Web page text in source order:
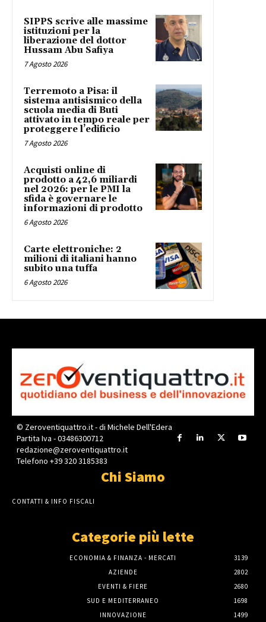
SIPPS scrive alle massime
istituzioni per la
liberazione del dottor
Hussam Abu Safiya
7 Agosto 2026
Terremoto a Pisa: il
sistema antisismico della
scuola media di Buti
attivato in tempo reale per
proteggere l’edificio
7 Agosto 2026
Acquisti online di
prodotto a 42,6 miliardi
nel 2026: per le PMI la
sfida è governare le
informazioni di prodotto
6 Agosto 2026
Carte elettroniche: 2
milioni di italiani hanno
subito una tuffa
6 Agosto 2026
© Zeroventiquattro.it - di Michele Dell'Edera
Partita Iva - 03486300712
redazione@zeroventiquattro.it
Telefono +39 320 3185383
Chi Siamo
CONTATTI & INFO FISCALI
Categorie più lette
ECONOMIA & FINANZA - MERCATI
3139
AZIENDE
2802
EVENTI & FIERE
2680
SUD E MEDITERRANEO
1698
INNOVAZIONE
1499